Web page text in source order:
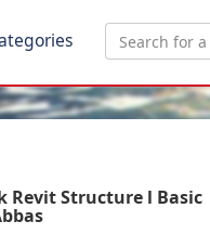
Revit Structure l Basic